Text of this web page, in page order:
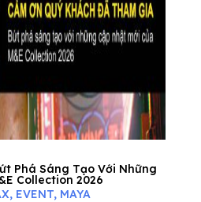
Phá Sáng Tạo Với Những
Collection 2026
, EVENT, MAYA